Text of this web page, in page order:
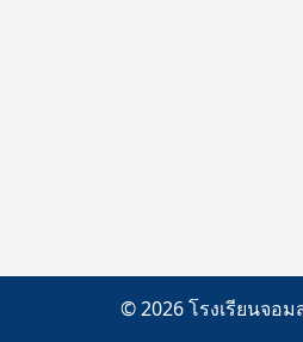
© 2026 โรงเรียนจอ